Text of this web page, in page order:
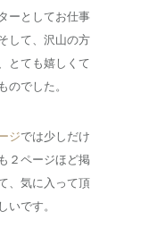
ーとしてお仕事
して、沢山の方
とても嬉しくて
のでした。
ジでは少しだけ
２ページほど掲
、気に入って頂
いです。